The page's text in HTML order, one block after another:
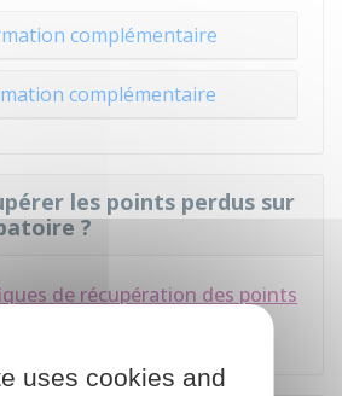
complémentaire
complémentaire
les points perdus sur
?
de récupération des points
probatoire.
uses cookies and